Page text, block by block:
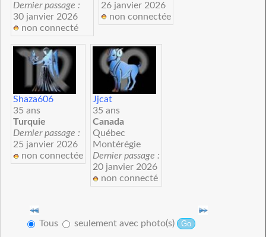
Dernier passage :
30 janvier 2026
non connecté
26 janvier 2026
non connectée
Shaza606
35 ans
Turquie
Dernier passage :
25 janvier 2026
non connectée
Jjcat
35 ans
Canada
Québec
Montérégie
Dernier passage :
20 janvier 2026
non connecté
Tous seulement avec photo(s)